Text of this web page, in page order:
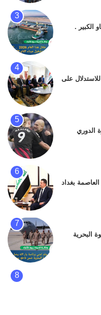
كيا بنكو
الدولي .
، و انا
على
الدوري
بغداد
البحرية